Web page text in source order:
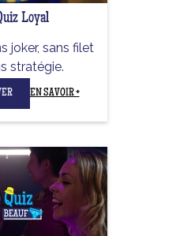
Loyal
joker, sans filet
stratégie.
EN SAVOIR +